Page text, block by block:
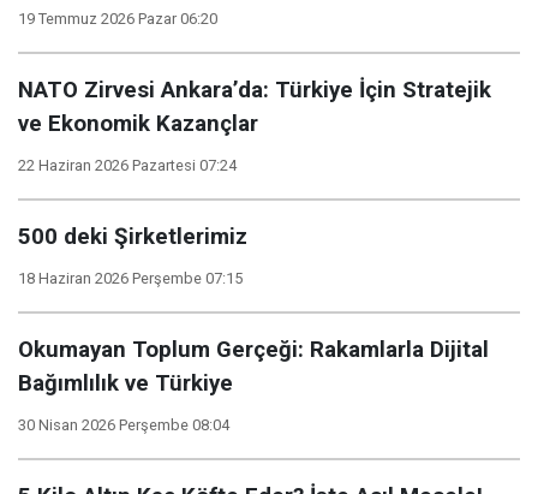
19 Temmuz 2026 Pazar 06:20
NATO Zirvesi Ankara’da: Türkiye İçin Stratejik
ve Ekonomik Kazançlar
22 Haziran 2026 Pazartesi 07:24
500 deki Şirketlerimiz
18 Haziran 2026 Perşembe 07:15
Okumayan Toplum Gerçeği: Rakamlarla Dijital
Bağımlılık ve Türkiye
30 Nisan 2026 Perşembe 08:04